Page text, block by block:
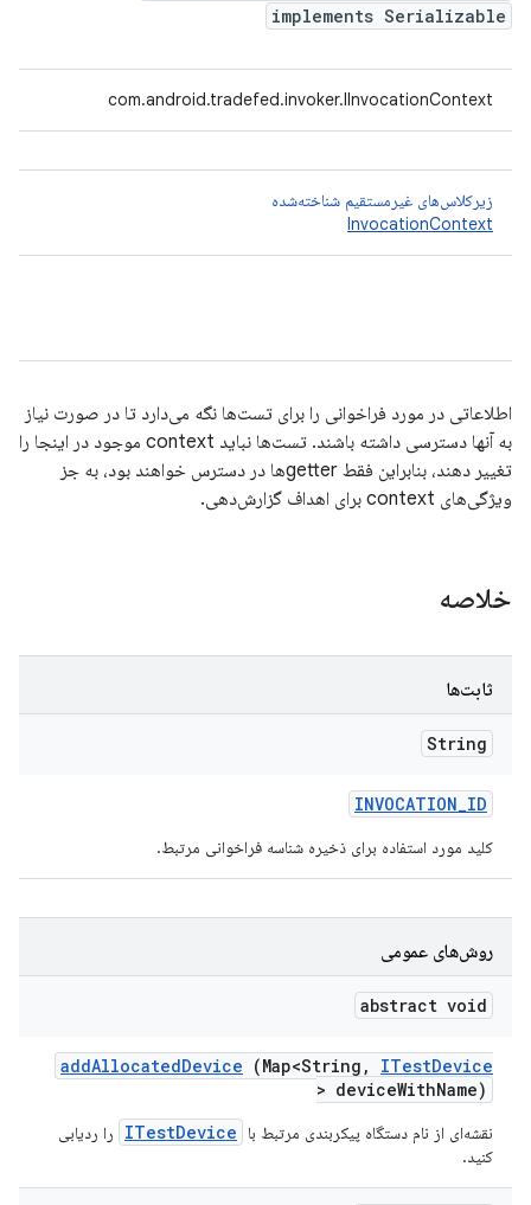
implements Serializable
com.android.tradefed.invoker.IInvocationContext
زیرکلاس‌های غیرمستقیم شناخته‌شده
InvocationContext
اطلاعاتی در مورد فراخوانی را برای تست‌ها نگه می‌دارد تا در صورت نیاز
به آنها دسترسی داشته باشند. تست‌ها نباید context موجود در اینجا را
تغییر دهند، بنابراین فقط getterها در دسترس خواهند بود، به جز
ویژگی‌های context برای اهداف گزارش‌دهی.
خلاصه
ثابت‌ها
String
INVOCATION_ID
کلید مورد استفاده برای ذخیره شناسه فراخوانی مرتبط.
روش‌های عمومی
abstract void
addAllocatedDevice (Map<String , ITestDevice
> deviceWithName)
نقشه‌ای از نام دستگاه پیکربندی مرتبط با ITestDevice
را ردیابی
کنید.